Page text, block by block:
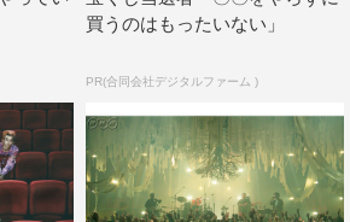
配信スタート
dp/B0B8P4GJHG
買うのはもったいない」
PR(合同会社デジタルファーム )